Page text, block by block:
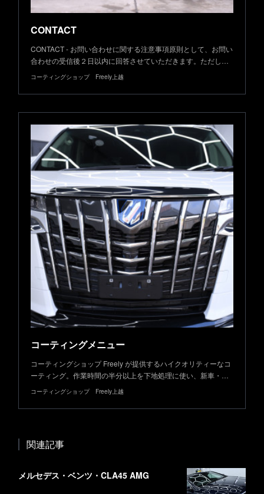
CONTACT
CONTACT - お問い合わせに関する注意事項原則として、お問い
合わせの受信後２日以内に回答させていただきます。ただし…
コーティングショップ Freely上越
コーティングメニュー
コーティングショップ Freely が提供するハイクオリティーなコ
ーティング。作業時間の半分以上を下地処理に使い、新車・…
コーティングショップ Freely上越
関連記事
メルセデス・ベンツ・CLA45 AMG